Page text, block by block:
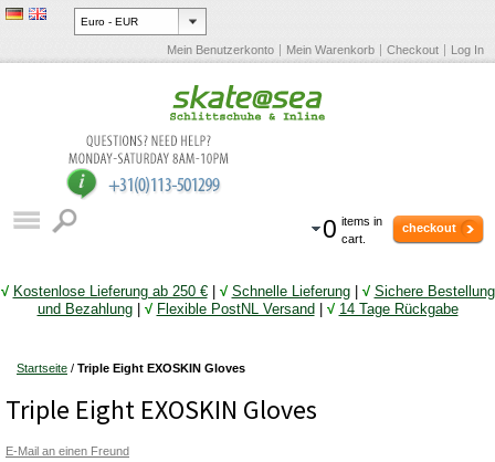
Mein Benutzerkonto Mein Warenkorb Checkout Log In
0 items in
cart.
checkout
√ Kostenlose Lieferung ab 250 €| √ Schnelle Lieferung| √ Sichere Bestellung
und Bezahlung| √ Flexible PostNL Versand √ 14 Tage Rückgabe
Startseite / Triple Eight EXOSKIN Gloves
Triple Eight EXOSKIN Gloves
E-Mail an einen Freund